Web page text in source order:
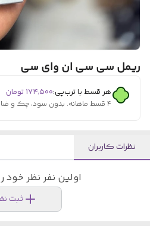
ریمل سی سی ان وای سی
هر قسط با ترب‌پی:۱۷۴٬۵۰۰ تومان
۴ قسط ماهانه. بدون سود، چک و ضامن.
نظرات کاربران
اولین نفر نظر خود
ثبت